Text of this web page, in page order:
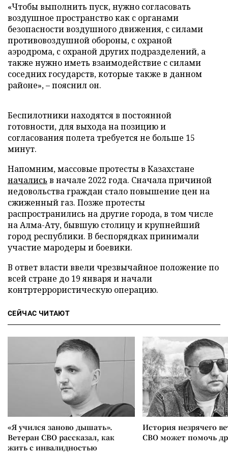
«Чтобы выполнить пуск, нужно согласовать
воздушное пространство как с органами
безопасности воздушного движения, с силами
противовоздушной обороны, с охраной
аэродрома, с охраной других подразделений, а
также нужно иметь взаимодействие с силами
соседних государств, которые также в данном
районе», – пояснил он.
Беспилотники находятся в постоянной
готовности, для выхода на позицию и
согласования полета требуется не больше 15
минут.
Напомним, массовые протесты в Казахстане
начались в начале 2022 года. Сначала причиной
недовольства граждан стало повышение цен на
сжиженный газ. Позже протесты
распространились на другие города, в том числе
на Алма-Ату, бывшую столицу и крупнейший
город республики. В беспорядках принимали
участие мародеры и боевики.
В ответ власти ввели чрезвычайное положение по
всей стране до 19 января и начали
контртеррористическую операцию.
СЕЙЧАС ЧИТАЮТ
«Я учился заново дышать».
Ветеран СВО рассказал, как
жить с инвалидностью
История незрячего
СВО может помочь